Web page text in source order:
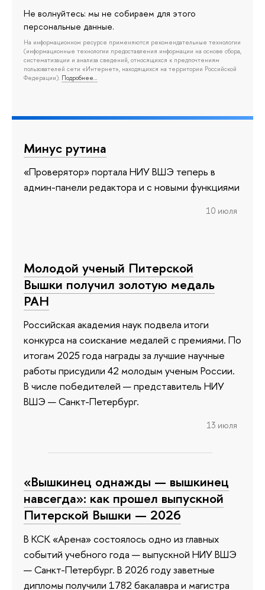
Не волнуйтесь: мы не собираем для этого
персональные данные.
На информационном ресурсе применяются рекомендательные технологии
(информационные технологии предоставления информации на основе сбора,
систематизации и анализа сведений, относящихся к предпочтениям
пользователей сети «Интернет», находящихся на территории Российской
Федерации). Подробнее…
Минус рутина
«Проверятор» портала НИУ ВШЭ теперь в
админ-панели редактора и с новыми функциями
10 июля
Молодой ученый Питерской
Вышки получил золотую медаль
РАН
Российская академия наук подвела итоги
конкурса на соискание медалей с премиями. По
итогам 2025 года награды за лучшие научные
работы присудили 42 молодым ученым России.
В числе победителей — представитель НИУ
ВШЭ — Санкт-Петербург.
13 июля
«Вышкинец однажды — вышкинец
навсегда»: как прошел выпускной
Питерской Вышки — 2026
В КСК «Арена» состоялось одно из главных
событий учебного года — выпускной НИУ ВШЭ
— Санкт-Петербург. В 2026 году заветные
дипломы получили 1782 бакалавра и магистра